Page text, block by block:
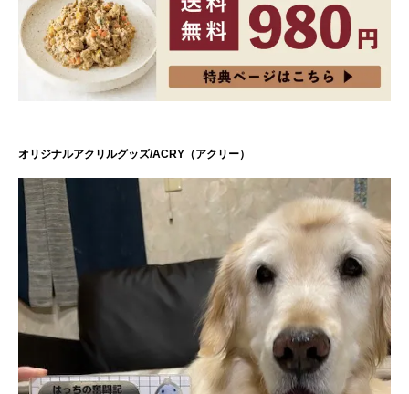
オリジナルアクリルグッズ/ACRY（アクリー）